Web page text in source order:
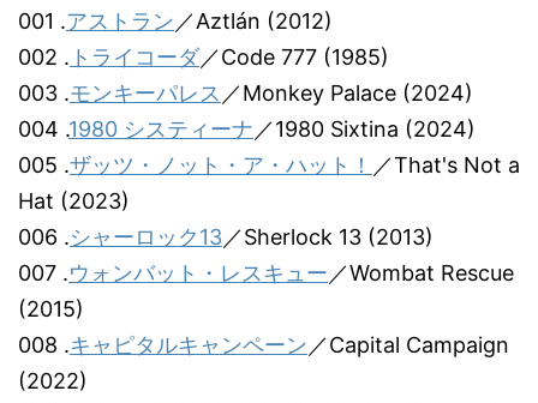
001 .アストラン ／Aztlán (2012)
002 . トライコーダ／Code 777 (1985)
003 .モンキーパレス ／Monkey Palace (2024)
004 .1980 システィーナ ／1980 Sixtina (2024)
005 .ザッツ・ノット・ア・ハット！ ／That's Not a
Hat (2023)
006 .シャーロック13／Sherlock 13 (2013)
007 .ウォンバット・レスキュー ／Wombat Rescue
(2015)
008 .キャピタルキャンペーン ／Capital Campaign
(2022)